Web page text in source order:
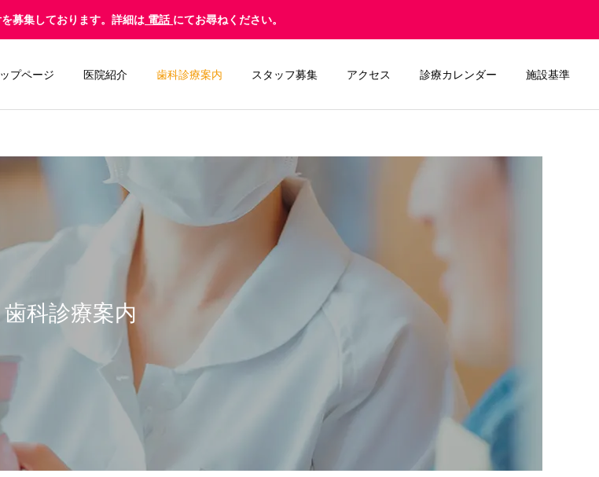
募集しております。詳細は 電話 にてお尋ねください。
ップページ 医院紹介 歯科診療案内 スタッフ募集 アクセス 診療カレンダー 施設基準
歯周病治療 セレック
入れ歯）
POIC（ポイック）ウ
歯科診療案内